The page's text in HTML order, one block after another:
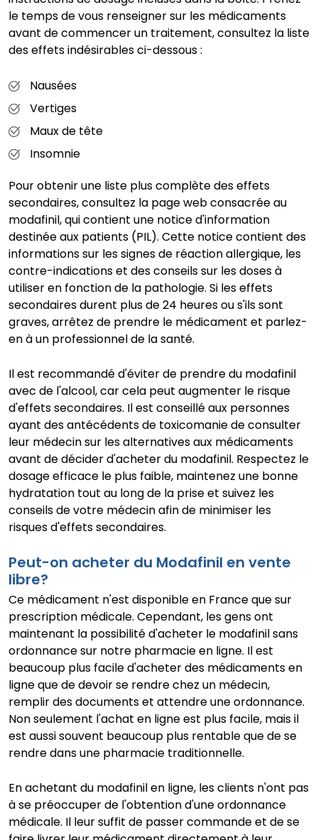
le temps de vous renseigner sur les médicaments
avant de commencer un traitement, consultez la liste
des effets indésirables ci-dessous :
Nausées
Vertiges
Maux de tête
Insomnie
Pour obtenir une liste plus complète des effets
secondaires, consultez la page web consacrée au
modafinil, qui contient une notice d'information
destinée aux patients (PIL). Cette notice contient des
informations sur les signes de réaction allergique, les
contre-indications et des conseils sur les doses à
utiliser en fonction de la pathologie. Si les effets
secondaires durent plus de 24 heures ou s'ils sont
graves, arrêtez de prendre le médicament et parlez-
en à un professionnel de la santé.
Il est recommandé d'éviter de prendre du modafinil
avec de l'alcool, car cela peut augmenter le risque
d'effets secondaires. Il est conseillé aux personnes
ayant des antécédents de toxicomanie de consulter
leur médecin sur les alternatives aux médicaments
avant de décider d'acheter du modafinil. Respectez le
dosage efficace le plus faible, maintenez une bonne
hydratation tout au long de la prise et suivez les
conseils de votre médecin afin de minimiser les
risques d'effets secondaires.
Peut-on acheter du Modafinil en vente
libre?
Ce médicament n'est disponible en France que sur
prescription médicale. Cependant, les gens ont
maintenant la possibilité d'acheter le modafinil sans
ordonnance sur notre pharmacie en ligne. Il est
beaucoup plus facile d'acheter des médicaments en
ligne que de devoir se rendre chez un médecin,
remplir des documents et attendre une ordonnance.
Non seulement l'achat en ligne est plus facile, mais il
est aussi souvent beaucoup plus rentable que de se
rendre dans une pharmacie traditionnelle.
En achetant du modafinil en ligne, les clients n'ont pas
à se préoccuper de l'obtention d'une ordonnance
médicale. Il leur suffit de passer commande et de se